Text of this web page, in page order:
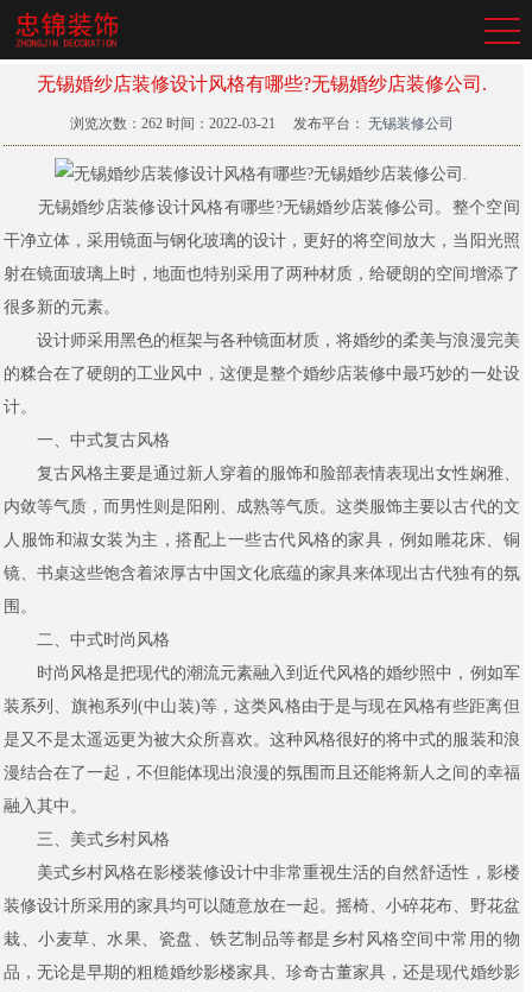
无锡婚纱店装修设计风格有哪些?无锡婚纱店装修公司.
浏览次数： 262 时间：2022-03-21 发布平台： 无锡装修公司
无锡婚纱店装修设计风格有哪些?无锡婚纱店装修公司。整个空间
干净立体，采用镜面与钢化玻璃的设计，更好的将空间放大，当阳光照
射在镜面玻璃上时，地面也特别采用了两种材质，给硬朗的空间增添了
很多新的元素。
设计师采用黑色的框架与各种镜面材质，将婚纱的柔美与浪漫完美
的糅合在了硬朗的工业风中，这便是整个婚纱店装修中最巧妙的一处设
计。
一、中式复古风格
复古风格主要是通过新人穿着的服饰和脸部表情表现出女性娴雅、
内敛等气质，而男性则是阳刚、成熟等气质。这类服饰主要以古代的文
人服饰和淑女装为主，搭配上一些古代风格的家具，例如雕花床、铜
镜、书桌这些饱含着浓厚古中国文化底蕴的家具来体现出古代独有的氛
围。
二、中式时尚风格
时尚风格是把现代的潮流元素融入到近代风格的婚纱照中，例如军
装系列、旗袍系列(中山装)等，这类风格由于是与现在风格有些距离但
是又不是太遥远更为被大众所喜欢。这种风格很好的将中式的服装和浪
漫结合在了一起，不但能体现出浪漫的氛围而且还能将新人之间的幸福
融入其中。
三、美式乡村风格
美式乡村风格在影楼装修设计中非常重视生活的自然舒适性，影楼
装修设计所采用的家具均可以随意放在一起。摇椅、小碎花布、野花盆
栽、小麦草、水果、瓷盘、铁艺制品等都是乡村风格空间中常用的物
品，无论是早期的粗糙婚纱影楼家具、珍奇古董家具，还是现代婚纱影